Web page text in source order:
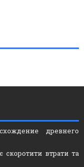
древнего
скоротити втрати та